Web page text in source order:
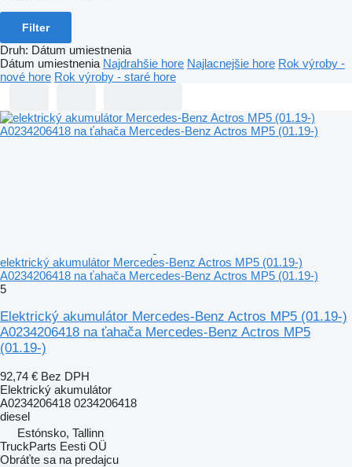
Filter
Druh: Dátum umiestnenia
Dátum umiestnenia Najdrahšie hore Najlacnejšie hore Rok výroby -
nové hore Rok výroby - staré hore
elektrický akumulátor Mercedes-Benz Actros MP5 (01.19-)
A0234206418 na ťahača Mercedes-Benz Actros MP5 (01.19-)
5
Elektrický akumulátor Mercedes-Benz Actros MP5 (01.19-)
A0234206418 na ťahača Mercedes-Benz Actros MP5
(01.19-)
92,74 € Bez DPH
Elektrický akumulátor
A0234206418 0234206418
diesel
Estónsko, Tallinn
TruckParts Eesti OÜ
Obráťte sa na predajcu